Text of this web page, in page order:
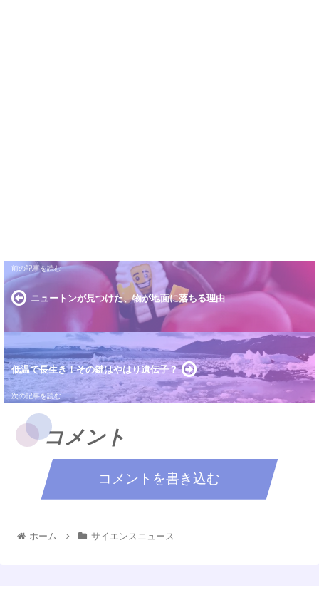
ニュートンが見つけた、物が地面に落ちる理由
低温で長生き！その鍵はやはり遺伝子？
コメント
コメントを書き込む
ホーム サイエンスニュース